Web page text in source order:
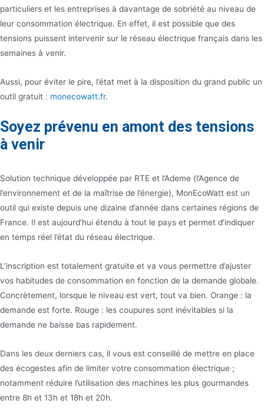
particuliers et les entreprises à davantage de sobriété au niveau de
leur consommation électrique. En effet, il est possible que des
tensions puissent intervenir sur le réseau électrique français dans les
semaines à venir.
Aussi, pour éviter le pire, l’état met à la disposition du grand public un
outil gratuit : monecowatt.fr.
Soyez prévenu en amont des tensions
à venir
Solution technique développée par RTE et l’Ademe (l’Agence de
l’environnement et de la maîtrise de l’énergie), MonEcoWatt est un
outil qui existe depuis une dizaine d’année dans certaines régions de
France. Il est aujourd’hui étendu à tout le pays et permet d’indiquer
en temps réel l’état du réseau électrique.
L’inscription est totalement gratuite et va vous permettre d’ajuster
vos habitudes de consommation en fonction de la demande globale.
Concrètement, lorsque le niveau est vert, tout va bien. Orange : la
demande est forte. Rouge : les coupures sont inévitables si la
demande ne baisse bas rapidement.
Dans les deux derniers cas, il vous est conseillé de mettre en place
des écogestes afin de limiter votre consommation électrique ;
notamment réduire l’utilisation des machines les plus gourmandes
entre 8h et 13h et 18h et 20h.